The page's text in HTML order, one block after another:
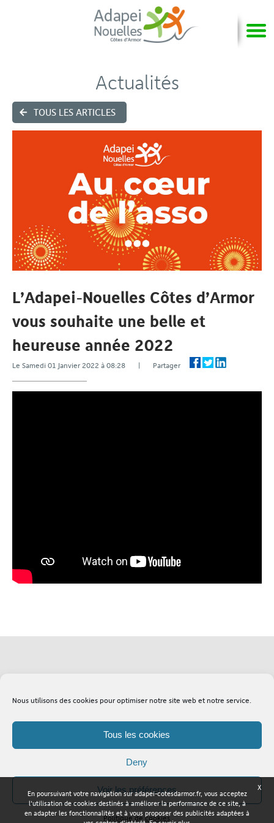
Nous utilisons des cookies pour optimiser notre site web et notre service.
Tous les cookies
Deny
Voir les préférences
Politique de cookies
TOUS LES ARTICLES
Actualités
L’Adapei-Nouelles Côtes d’Armor
vous souhaite une belle et
heureuse année 2022
Le Samedi 01 Janvier 2022 à 08:28 | Partager
Lexique
Adapei Nouelles Côtes d'Armor © Tous droits réservés
X
En poursuivant votre navigation sur adapei-cotesdarmor.fr, vous acceptez
l'utilisation de cookies destinés à améliorer la performance de ce site, à
en adapter les fonctionnalités et à vous proposer des publicités adaptées à